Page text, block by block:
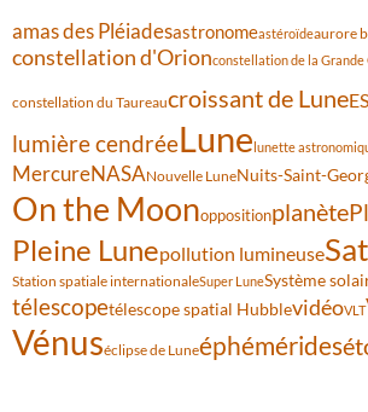
amas des Pléiadesastronomeastéroïdeaurore
constellation d'Orionconstellation de la Grande
constellation du Taureaucroissant de Lune
lumière cendréeLunelunette
MercureNASANouvelle LuneNuits-Saint-
On the Moonoppositionplanète
Pleine Lunepollution lumineuse
Station spatiale internationaleSuper LuneSystème
télescopetélescope spatial HubblevidéoVLT
Vénuséclipse de Luneéphémérides